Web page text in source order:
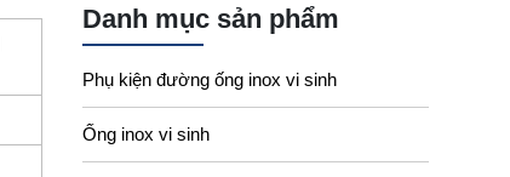
Danh mục sản phẩm
Phụ kiện đường ống inox vi sinh
Ống inox vi sinh